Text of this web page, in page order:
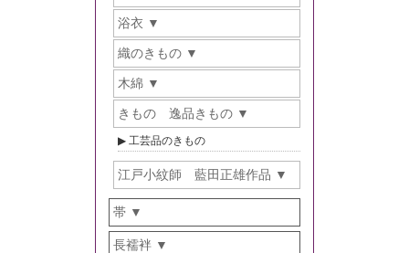
浴衣
織のきもの
木綿
きもの 逸品きもの
工芸品のきもの
江戸小紋師 藍田正雄作品
帯
長襦袢